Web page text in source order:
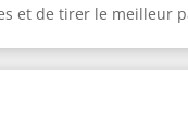
et de tirer le meilleur